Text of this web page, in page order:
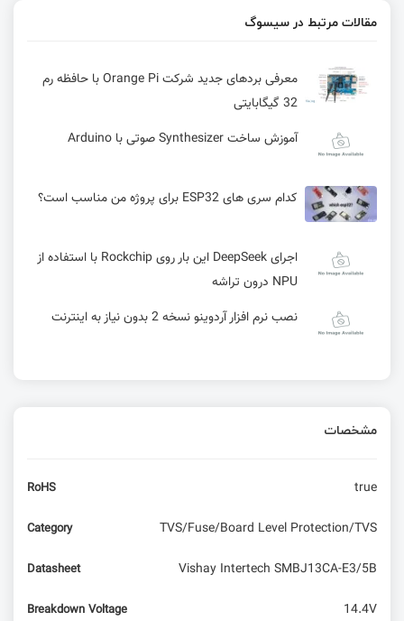
مقالات مرتبط در سیسوگ
معرفی بردهای جدید شرکت Orange Pi با حافظه رم
32 گیگابایتی
آموزش ساخت Synthesizer صوتی با Arduino
کدام سری های ESP32 برای پروژه من مناسب است؟
اجرای DeepSeek این بار روی Rockchip با استفاده از
NPU درون تراشه
نصب نرم افزار آردوینو نسخه 2 بدون نیاز به اینترنت
مشخصات
RoHS true
Category TVS/Fuse/Board Level Protection/TVS
Datasheet Vishay Intertech SMBJ13CA-E3/5B
Breakdown Voltage 14.4V